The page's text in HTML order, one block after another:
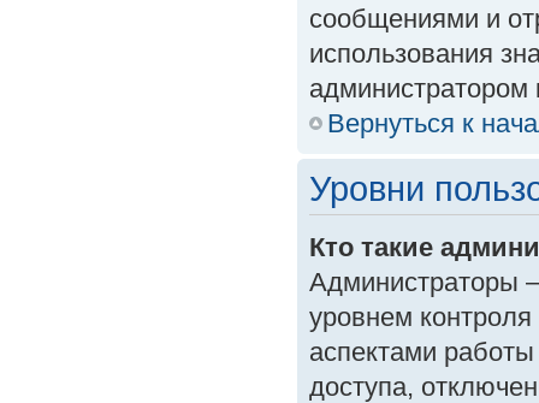
сообщениями и
использования
Вернуться к
Уровни
Кто такие
Администраторы
уровнем
аспектами
доступа,